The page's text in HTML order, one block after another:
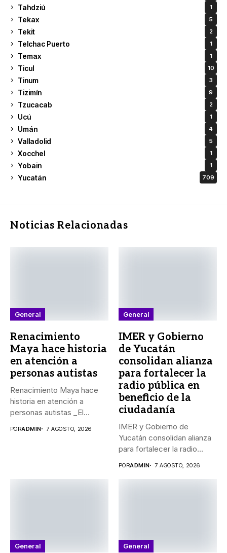
Tahdziú 1
Tekax 5
Tekit 2
Telchac Puerto 1
Temax 1
Ticul 10
Tinum 3
Tizimín 9
Tzucacab 2
Ucú 1
Umán 4
Valladolid 5
Xocchel 1
Yobain 1
Yucatán 709
Noticias Relacionadas
General
Renacimiento
Maya hace historia
en atención a
personas autistas
Renacimiento Maya hace
historia en atención a
personas autistas _El
PORADMIN 7 AGOSTO, 2026
General
IMER y Gobierno
de Yucatán
consolidan alianza
para fortalecer la
radio pública en
beneficio de la
ciudadanía
IMER y Gobierno de
Yucatán consolidan alianza
para fortalecer la radio
PORADMIN 7 AGOSTO, 2026
General General